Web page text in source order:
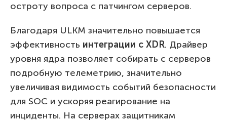
остроту вопроса с патчингом серверов.
Благодаря ULKM значительно повышается
эффективность интеграции с XDR. Драйвер
уровня ядра позволяет собирать с серверов
подробную телеметрию, значительно
увеличивая видимость событий безопасности
для SOC и ускоряя реагирование на
инциденты. На серверах защитникам